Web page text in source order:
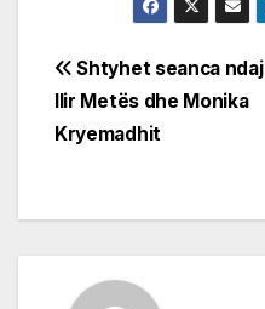
Post
navigation
Shtyhet seanca ndaj
Ilir Metës dhe Monika
Kryemadhit